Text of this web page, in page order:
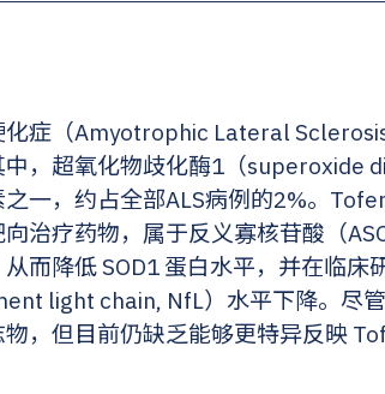
化症（Amyotrophic Lateral
，超氧化物歧化酶1（superoxide
一，约占全部ALS病例的2%。
治疗药物，属于反义寡核苷酸（
而降低 SOD1 蛋白水平，并在临床
light chain, NfL）水平下降。尽
，但目前仍缺乏能够更特异反映